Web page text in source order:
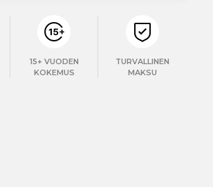
15+ VUODEN
KOKEMUS
TURVALLINEN
MAKSU